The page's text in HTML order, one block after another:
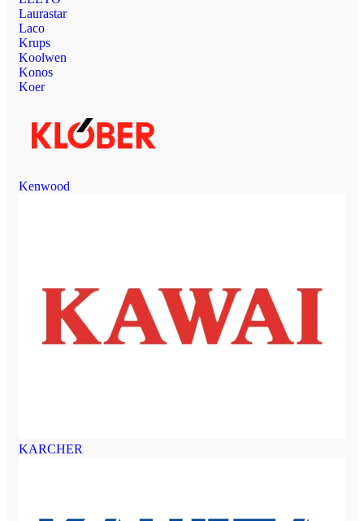
Laurastar
Laco
Krups
Koolwen
Konos
Koer
Kenwood
KARCHER